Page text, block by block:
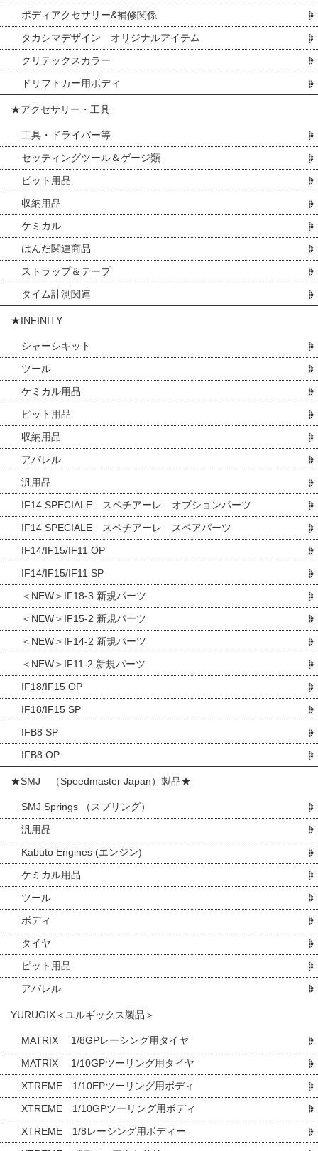
ボディアクセサリー&補修関係
タカシマデザイン オリジナルアイテム
クリテックスカラー
ドリフトカー用ボディ
★アクセサリー・工具
工具・ドライバー等
セッティングツール＆ゲージ類
ピット用品
収納用品
ケミカル
はんだ関連商品
ストラップ＆テープ
タイム計測関連
★INFINITY
シャーシキット
ツール
ケミカル用品
ピット用品
収納用品
アパレル
汎用品
IF14 SPECIALE スペチアーレ オプションパーツ
IF14 SPECIALE スペチアーレ スペアパーツ
IF14/IF15/IF11 OP
IF14/IF15/IF11 SP
＜NEW＞IF18-3 新規パーツ
＜NEW＞IF15-2 新規パーツ
＜NEW＞IF14-2 新規パーツ
＜NEW＞IF11-2 新規パーツ
IF18/IF15 OP
IF18/IF15 SP
IFB8 SP
IFB8 OP
★SMJ （Speedmaster Japan）製品★
SMJ Springs （スプリング）
汎用品
Kabuto Engines (エンジン)
ケミカル用品
ツール
ボディ
タイヤ
ピット用品
アパレル
YURUGIX＜ユルギックス製品＞
MATRIX 1/8GPレーシング用タイヤ
MATRIX 1/10GPツーリング用タイヤ
XTREME 1/10EPツーリング用ボディ
XTREME 1/10GPツーリング用ボディ
XTREME 1/8レーシング用ボディー